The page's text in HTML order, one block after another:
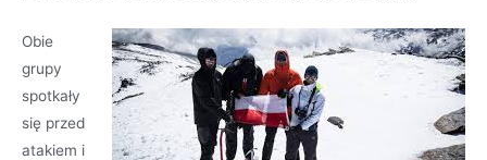
Obie
grupy
spotkały
się przed
atakiem i